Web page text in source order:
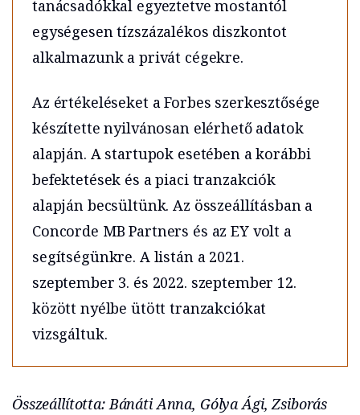
tanácsadókkal egyeztetve mostantól
egységesen tízszázalékos diszkontot
alkalmazunk a privát cégekre.
Az értékeléseket a Forbes szerkesztősége
készítette nyilvánosan elérhető adatok
alapján. A startupok esetében a korábbi
befektetések és a piaci tranzakciók
alapján becsültünk. Az összeállításban a
Concorde MB Partners és az EY volt a
segítségünkre. A listán a 2021.
szeptember 3. és 2022. szeptember 12.
között nyélbe ütött tranzakciókat
vizsgáltuk.
Összeállította: Bánáti Anna, Gólya Ági, Zsiborás